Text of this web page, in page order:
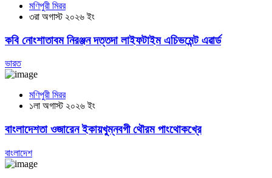
মণিপুরী মিরর
৩রা অগাস্ট ২০২৬ ইং
কবি নোংশাতাবম নিরঞ্জন দত্তদা লাইফটাইম এচিভমেন্ট এৱার্ড
ভারত
মণিপুরী মিরর
১লা অগাস্ট ২০২৬ ইং
বাংলাদেশতা ওজারেন ইকায়খুম্নবগী থৌরম পাংথোকখ্রে
বাংলাদেশ